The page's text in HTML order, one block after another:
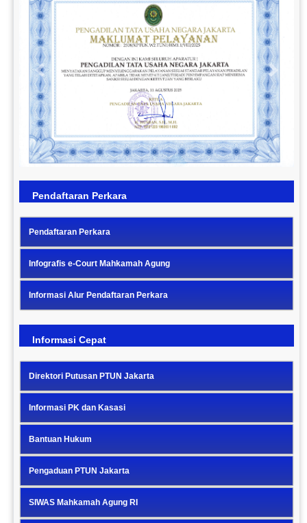
Previous Next
Pendaftaran Perkara
Pendaftaran Perkara
Infografis e-Court Mahkamah Agung
Informasi Alur Pendaftaran Perkara
Informasi Cepat
Direktori Putusan PTUN Jakarta
Informasi PK dan Kasasi
Bantuan Hukum
Pengaduan PTUN Jakarta
SIWAS Mahkamah Agung RI